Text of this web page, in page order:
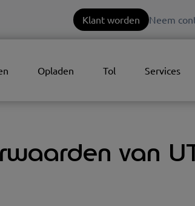
Klant worden Neem
Opladen Tol Services
van